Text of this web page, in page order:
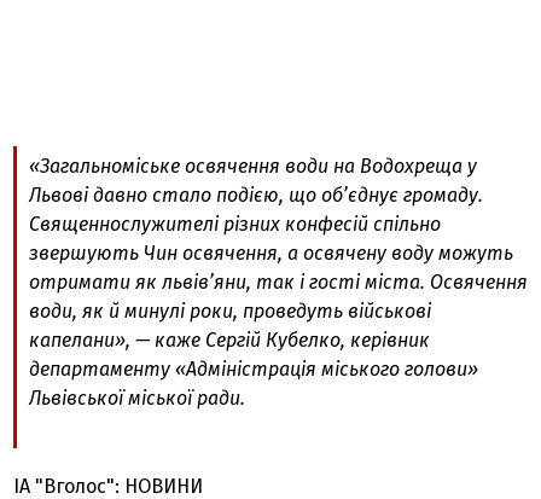
«Загальноміське освячення води на Водохреща у
Львові давно стало подією, що об’єднує громаду.
Священнослужителі різних конфесій спільно
звершують Чин освячення, а освячену воду можуть
отримати як львів’яни, так і гості міста. Освячення
води, як й минулі роки, проведуть військові
капелани», — каже Сергій Кубелко, керівник
департаменту «Адміністрація міського голови»
Львівської міської ради.
ІА "Вголос": НОВИНИ